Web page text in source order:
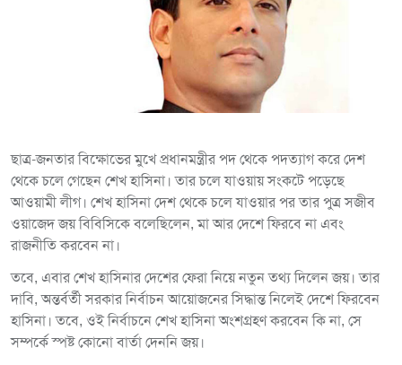
ছাত্র-জনতার বিক্ষোভের মুখে প্রধানমন্ত্রীর পদ থেকে পদত্যাগ করে দেশ
থেকে চলে গেছেন শেখ হাসিনা। তার চলে যাওয়ায় সংকটে পড়েছে
আওয়ামী লীগ। শেখ হাসিনা দেশ থেকে চলে যাওয়ার পর তার পুত্র সজীব
ওয়াজেদ জয় বিবিসিকে বলেছিলেন, মা আর দেশে ফিরবে না এবং
রাজনীতি করবেন না।
তবে, এবার শেখ হাসিনার দেশের ফেরা নিয়ে নতুন তথ্য দিলেন জয়। তার
দাবি, অন্তর্বর্তী সরকার নির্বাচন আয়োজনের সিদ্ধান্ত নিলেই দেশে ফিরবেন
হাসিনা। তবে, ওই নির্বাচনে শেখ হাসিনা অংশগ্রহণ করবেন কি না, সে
সম্পর্কে স্পষ্ট কোনো বার্তা দেননি জয়।